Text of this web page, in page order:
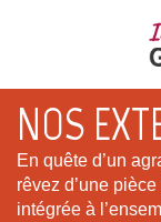
NOS
En quête d’un
rêvez d’une
intégrée à